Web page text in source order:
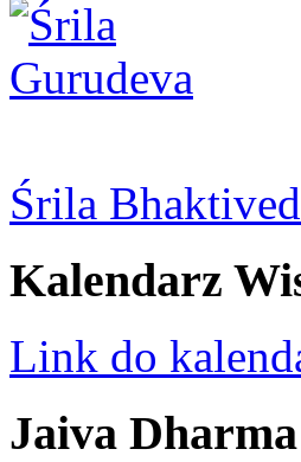
Śrila
Kalendarz
Link do
Jaiva Dharma